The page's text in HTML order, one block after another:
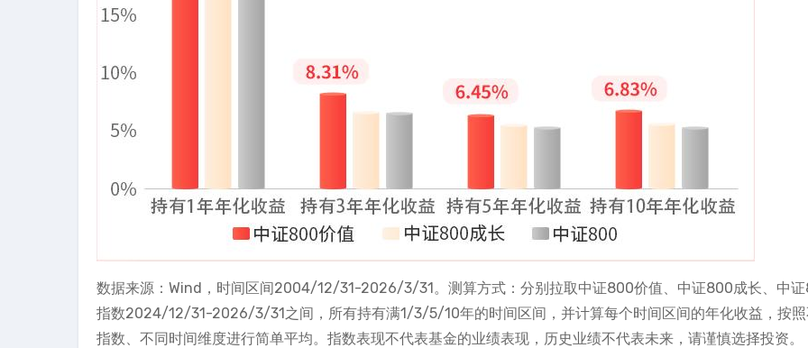
数据来源：Wind，时间区间2004/12/31-2026/3/31。测算方式：分别拉取中证800价值、中证800成长、中
指数2024/12/31-2026/3/31之间，所有持有满1/3/5/10年的时间区间，并计算每个时间区间的年化收益，按
指数、不同时间维度进行简单平均。指数表现不代表基金的业绩表现，历史业绩不代表未来，请谨慎选择投资。